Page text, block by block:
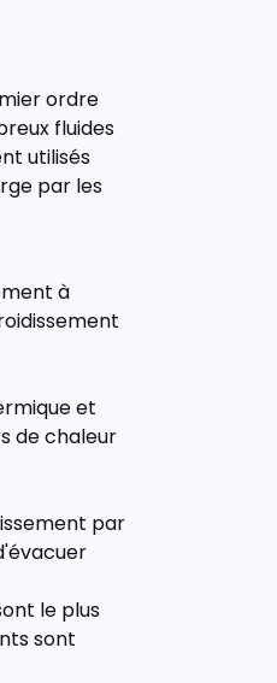
ordre
fluides
utilisés
par les
à
et
de chaleur
par
le plus
sont